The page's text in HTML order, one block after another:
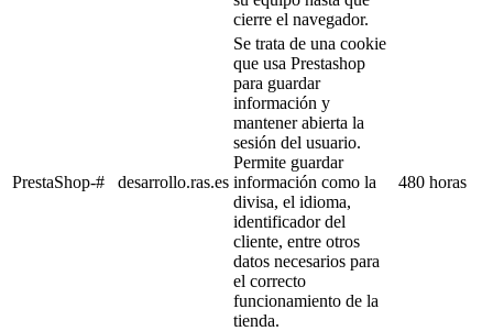
cierre el navegador.
PrestaShop-# desarrollo.ras.es
Se trata de una cookie
que usa Prestashop
para guardar
información y
mantener abierta la
sesión del usuario.
Permite guardar
información como la
divisa, el idioma,
identificador del
cliente, entre otros
datos necesarios para
el correcto
funcionamiento de la
tienda.
480 horas